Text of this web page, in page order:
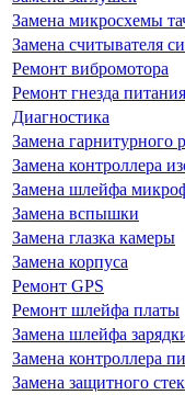
Замена микросхемы
Замена считывателя
Ремонт вибромотора
Ремонт гнезда питания
Диагностика
Замена гарнитурного
Замена контроллера
Замена шлейфа
Замена вспышки
Замена глазка камеры
Замена корпуса
Ремонт GPS
Ремонт шлейфа платы
Замена шлейфа
Замена контроллера
Замена защитного